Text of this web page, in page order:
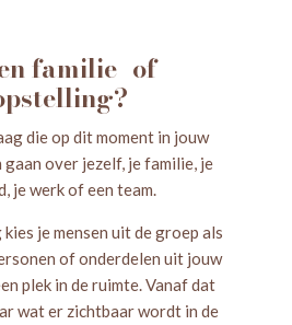
familie- of
die op dit moment in jouw
over jezelf, je familie, je
je werk of een team.
je mensen uit de groep als
of onderdelen uit jouw
plek in de ruimte. Vanaf dat
wat er zichtbaar wordt in de